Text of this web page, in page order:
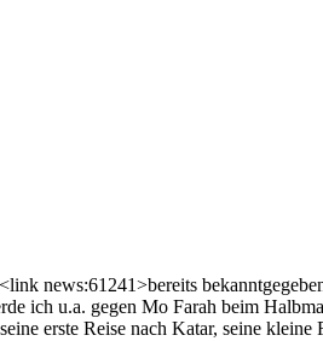
news:61241>bereits
ich u.a. gegen Mo Farah beim
erste Reise nach Katar, seine